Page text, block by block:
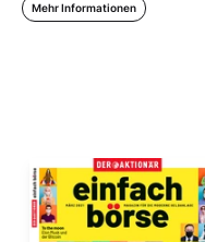
Mehr Informationen